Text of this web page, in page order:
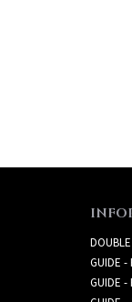
GUIDE -
GUIDE -